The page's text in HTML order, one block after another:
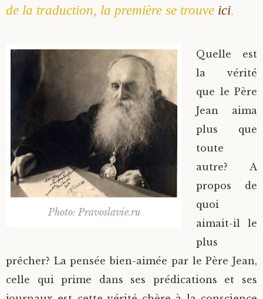
de la traduction, la première se trouve ici.
Photo: Pravoslavie.ru
Quelle est
la vérité
que le Père
Jean aima
plus que
toute
autre? A
propos de
quoi
aimait-il le
plus
prêcher? La pensée bien-aimée par le Père Jean,
celle qui prime dans ses prédications et ses